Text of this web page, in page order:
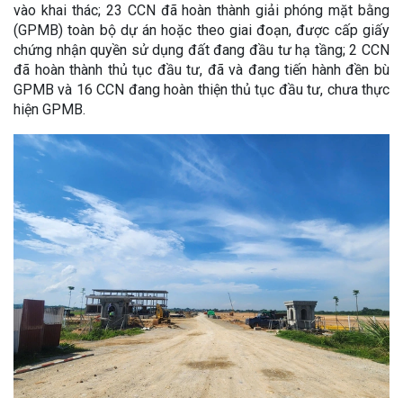
vào khai thác; 23 CCN đã hoàn thành giải phóng mặt bằng
(GPMB) toàn bộ dự án hoặc theo giai đoạn, được cấp giấy
chứng nhận quyền sử dụng đất đang đầu tư hạ tầng; 2 CCN
đã hoàn thành thủ tục đầu tư, đã và đang tiến hành đền bù
GPMB và 16 CCN đang hoàn thiện thủ tục đầu tư, chưa thực
hiện GPMB.